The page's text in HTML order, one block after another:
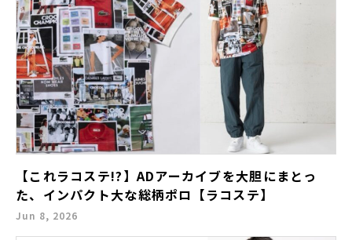
【これラコステ!?】ADアーカイブを大胆にまとっ
た、インパクト大な総柄ポロ【ラコステ】
Jun 8, 2026